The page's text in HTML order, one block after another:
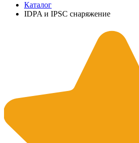
Каталог
IDPA и IPSC снаряжение